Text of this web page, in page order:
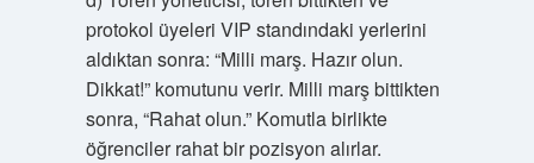
protokol üyeleri VIP standındaki yerlerini
aldıktan sonra: “Milli marş. Hazır olun.
Dikkat!” komutunu verir. Milli marş bittikten
sonra, “Rahat olun.” Komutla birlikte
öğrenciler rahat bir pozisyon alırlar.